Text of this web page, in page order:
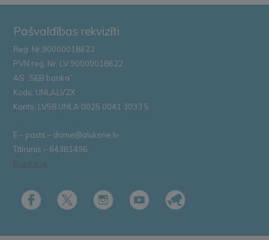
Pašvaldības rekvizīti
Reģ. Nr.90000018622
PVN reģ. Nr. LV 90000018622
AS „SEB banka”
Kods: UNLALV2X
Konts: LV58 UNLA 0025 0041 3033 5
E – pasts – dome@aluksne.lv
Tālrunis – 64381496
E-adrese